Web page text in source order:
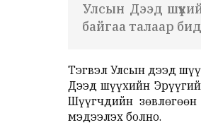
Улсын Дээд
байгаа талаар
Тэгвэл Улсын дээд
Дээд шүүхийн
Шүүгчдийн
мэдээлэх болно.